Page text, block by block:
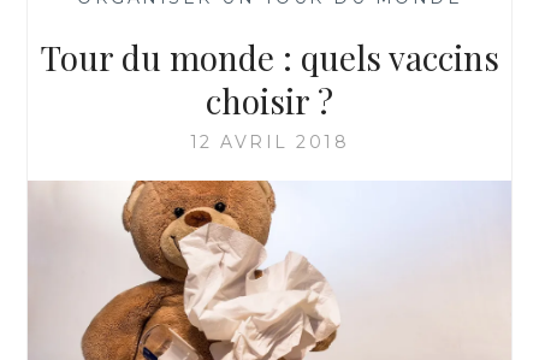
Tour du monde : quels vaccins
choisir ?
12 AVRIL 2018